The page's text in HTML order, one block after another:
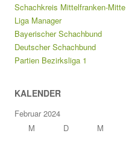
Schachkreis Mittelfranken-Mitte
Liga Manager
Bayerischer Schachbund
Deutscher Schachbund
Partien Bezirksliga 1
KALENDER
Februar 2024
M
D M